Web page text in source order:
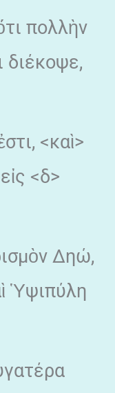
πολλὴν
διέκοψε,
<καὶ>
<δ>
Δηώ,
Ὑψιπύλη